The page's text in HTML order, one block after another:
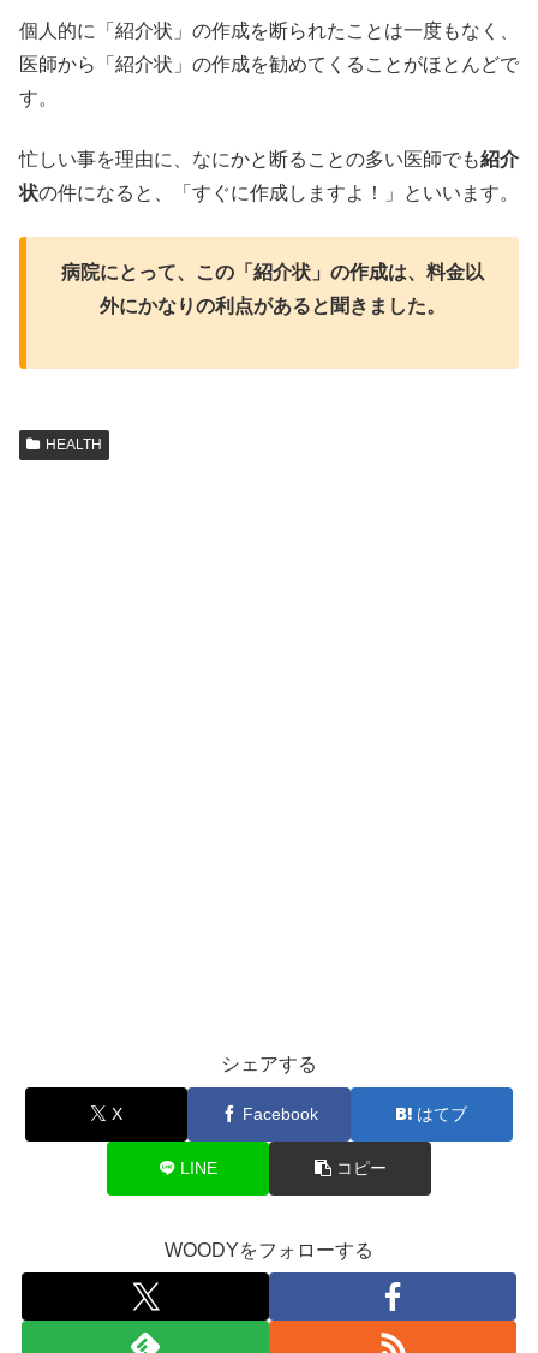
個人的に「紹介状」の作成を断られたことは一度もなく、
医師から「紹介状」の作成を勧めてくることがほとんどで
す。
忙しい事を理由に、なにかと断ることの多い医師でも紹介
状の件になると、「すぐに作成しますよ！」といいます。
病院にとって、この「紹介状」の作成は、料金以
外にかなりの利点があると聞きました。
HEALTH
シェアする
X Facebook はてブ
LINE コピー
WOODYをフォローする